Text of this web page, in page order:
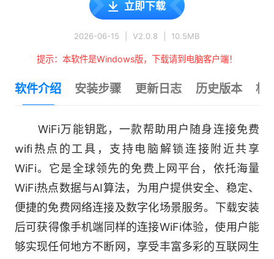
立即下载
2026-06-15 V2.0.8 10.5MB
提示：本软件是Windows版，下载请到电脑客户端！
软件介绍 安装步骤 更新日志 历史版本 相
WiFi万能钥匙，一款帮助用户随身连接免费
wifi热点的工具，支持电脑解锁连接附近共享
WiFi。它是全球领先的免费上网平台，依托海量
WiFi热点数据与AI算法，为用户提供安全、稳定、
便捷的免费网络连接及数字化场景服务。下载安装
后可获得像手机端同样的连接WiFi体验，使用户能
够实现任何地方不断网，享受丰富多彩的互联网生